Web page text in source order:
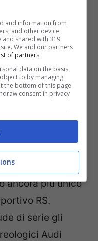
dotata di un
ancora più unico
RS.
di serie gli
Audi
and information from
and other device
and shared with 319
We and our partners
of partners.
data on the basis
to by managing
the bottom of this page
consent in privacy